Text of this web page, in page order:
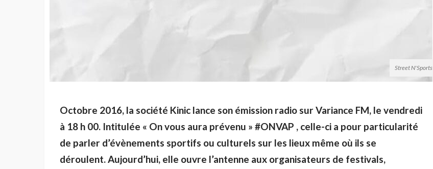
Street N'Sports
Octobre 2016, la société Kinic lance son émission radio sur Variance FM, le vendredi
à 18 h 00. Intitulée « On vous aura prévenu » #ONVAP , celle-ci a pour particularité
de parler d’évènements sportifs ou culturels sur les lieux même où ils se
déroulent. Aujourd’hui, elle ouvre l’antenne aux organisateurs de festivals,